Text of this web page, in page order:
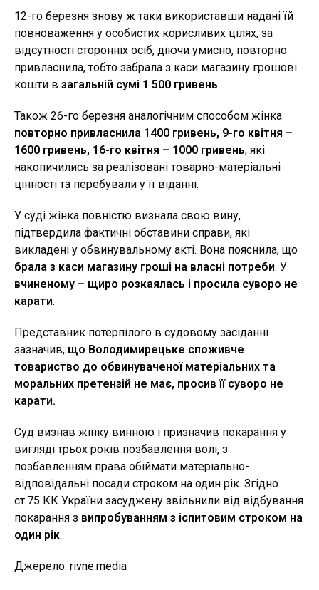
12-го березня знову ж таки використавши надані їй
повноваження у особистих корисливих цілях, за
відсутності сторонніх осіб, діючи умисно, повторно
привласнила, тобто забрала з каси магазину грошові
кошти в загальній сумі 1 500 гривень.
Також 26-го березня аналогічним способом жінка
повторно привласнила 1400 гривень, 9-го квітня –
1600 гривень, 16-го квітня – 1000 гривень, які
накопичились за реалізовані товарно-матеріальні
цінності та перебували у її віданні.
У суді жінка повністю визнала свою вину,
підтвердила фактичні обставини справи, які
викладені у обвинувальному акті. Вона пояснила, що
брала з каси магазину гроші на власні потреби. У
вчиненому – щиро розкаялась і просила суворо не
карати.
Представник потерпілого в судовому засіданні
зазначив, що Володимирецьке споживче
товариство до обвинуваченої матеріальних та
моральних претензій не має, просив її суворо не
карати.
Суд визнав жінку винною і призначив покарання у
вигляді трьох років позбавлення волі, з
позбавленням права обіймати матеріально-
відповідальні посади строком на один рік. Згідно
ст.75 КК України засуджену звільнили від відбування
покарання з випробуванням з іспитовим строком на
один рік.
Джерело: rivne.media